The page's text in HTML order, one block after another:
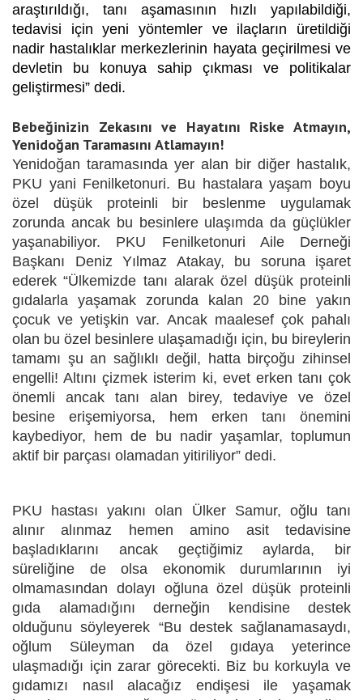
araştırıldığı, tanı aşamasının hızlı yapılabildiği,
tedavisi için yeni yöntemler ve ilaçların üretildiği
nadir hastalıklar merkezlerinin hayata geçirilmesi ve
devletin bu konuya sahip çıkması ve politikalar
geliştirmesi” dedi.
Bebeğinizin Zekasını ve Hayatını Riske Atmayın,
Yenidoğan Taramasını Atlamayın!
Yenidoğan taramasında yer alan bir diğer hastalık,
PKU yani Fenilketonuri. Bu hastalara yaşam boyu
özel düşük proteinli bir beslenme uygulamak
zorunda ancak bu besinlere ulaşımda da güçlükler
yaşanabiliyor. PKU Fenilketonuri Aile Derneği
Başkanı Deniz Yılmaz Atakay, bu soruna işaret
ederek “Ülkemizde tanı alarak özel düşük proteinli
gıdalarla yaşamak zorunda kalan 20 bine yakın
çocuk ve yetişkin var. Ancak maalesef çok pahalı
olan bu özel besinlere ulaşamadığı için, bu bireylerin
tamamı şu an sağlıklı değil, hatta birçoğu zihinsel
engelli! Altını çizmek isterim ki, evet erken tanı çok
önemli ancak tanı alan birey, tedaviye ve özel
besine erişemiyorsa, hem erken tanı önemini
kaybediyor, hem de bu nadir yaşamlar, toplumun
aktif bir parçası olamadan yitiriliyor” dedi.
PKU hastası yakını olan Ülker Samur, oğlu tanı
alınır alınmaz hemen amino asit tedavisine
başladıklarını ancak geçtiğimiz aylarda, bir
süreliğine de olsa ekonomik durumlarının iyi
olmamasından dolayı oğluna özel düşük proteinli
gıda alamadığını derneğin kendisine destek
olduğunu söyleyerek “Bu destek sağlanamasaydı,
oğlum Süleyman da özel gıdaya yeterince
ulaşmadığı için zarar görecekti. Biz bu korkuyla ve
gıdamızı nasıl alacağız endişesi ile yaşamak